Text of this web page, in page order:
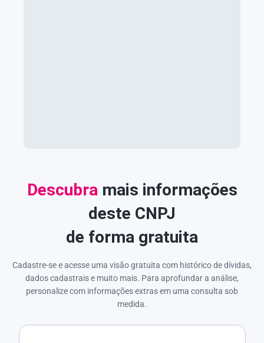
Descubra mais informações
deste CNPJ
de forma gratuita
Cadastre-se e acesse uma visão gratuita com histórico de dívidas,
dados cadastrais e muito mais. Para aprofundar a análise,
personalize com informações extras em uma consulta sob
medida.